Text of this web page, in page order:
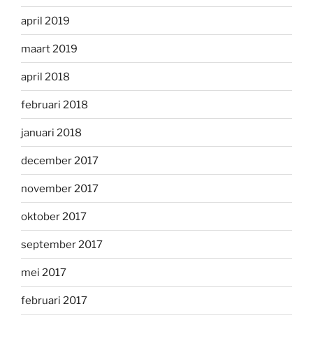
april 2019
maart 2019
april 2018
februari 2018
januari 2018
december 2017
november 2017
oktober 2017
september 2017
mei 2017
februari 2017